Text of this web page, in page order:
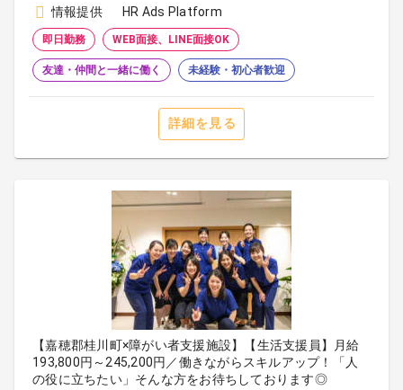
情報提供
HR Ads Platform
即日勤務 WEB面接、LINE面接OK
友達・仲間と一緒に働く 未経験・初心者歓迎
詳細を見る
【嘉穂郡桂川町×障がい者支援施設】【生活支援員】月給
193,800円～245,200円／働きながらスキルアップ！「人
の役に立ちたい」そんな方をお待ちしております◎